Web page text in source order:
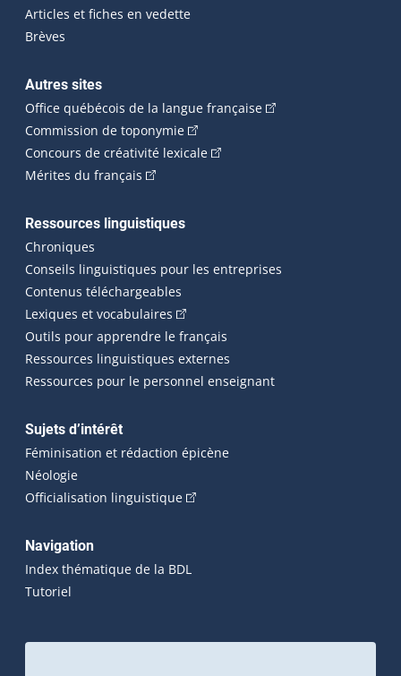
Articles et fiches en vedette
Brèves
Autres sites
Office québécois de la langue française(Cet hyperlien
Commission de toponymie(Cet hyperlien externe s'ouvrira
Concours de créativité lexicale(Cet hyperlien externe
Mérites du français (Cet hyperlien externe s'ouvrira dans une
Ressources linguistiques
Chroniques
Conseils linguistiques pour les entreprises
Contenus téléchargeables
Lexiques et vocabulaires (Cet hyperlien externe s'ouvrira
Outils pour apprendre le français
Ressources linguistiques externes
Ressources pour le personnel enseignant
Sujets d’intérêt
Féminisation et rédaction épicène
Néologie
Officialisation linguistique(Cet hyperlien externe s'ouvrira
Navigation
Index thématique de la BDL
Tutoriel